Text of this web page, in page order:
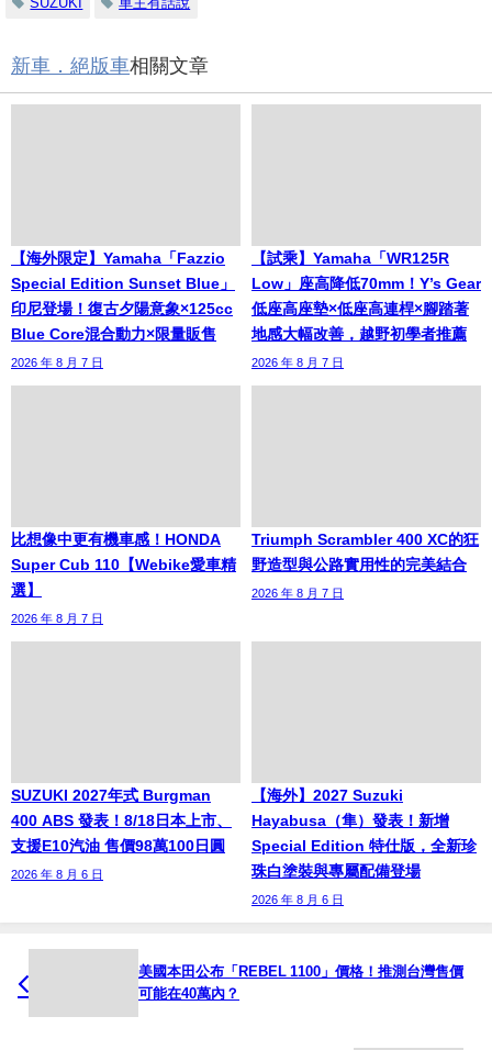
新車．絕版車相關文章
【海外限定】Yamaha「Fazzio
Special Edition Sunset Blue」
印尼登場！復古夕陽意象×125cc
Blue Core混合動力×限量販售
2026 年 8 月 7 日
【試乘】Yamaha「WR125R
Low」座高降低70mm！Y’s Gear
低座高座墊×低座高連桿×腳踏著
地感大幅改善，越野初學者推薦
2026 年 8 月 7 日
比想像中更有機車感！HONDA
Super Cub 110【Webike愛車精
選】
2026 年 8 月 7 日
Triumph Scrambler 400 XC的狂
野造型與公路實用性的完美結合
2026 年 8 月 7 日
SUZUKI 2027年式 Burgman
400 ABS 發表！8/18日本上市、
支援E10汽油 售價98萬100日圓
2026 年 8 月 6 日
【海外】2027 Suzuki
Hayabusa（隼）發表！新增
Special Edition 特仕版，全新珍
珠白塗裝與專屬配備登場
2026 年 8 月 6 日
美國本田公布「REBEL 1100」價格！推測台灣售價
可能在40萬內？